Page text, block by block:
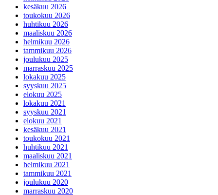
kesäkuu 2026
toukokuu 2026
huhtikuu 2026
maaliskuu 2026
helmikuu 2026
tammikuu 2026
joulukuu 2025
marraskuu 2025
lokakuu 2025
syyskuu 2025
elokuu 2025
lokakuu 2021
syyskuu 2021
elokuu 2021
kesäkuu 2021
toukokuu 2021
huhtikuu 2021
maaliskuu 2021
helmikuu 2021
tammikuu 2021
joulukuu 2020
marraskuu 2020